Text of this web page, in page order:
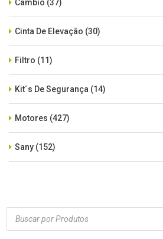
Câmbio (37)
Cinta De Elevação (30)
Filtro (11)
Kit´s De Segurança (14)
Motores (427)
Sany (152)
Zoomlion(84)
Products
search